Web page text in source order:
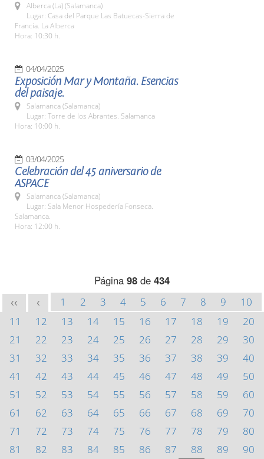
Alberca (La) (Salamanca)
Lugar: Casa del Parque Las Batuecas-Sierra de
Francia. La Alberca
Hora: 10:30 h.
04/04/2025
Exposición Mar y Montaña. Esencias
del paisaje.
Salamanca (Salamanca)
Lugar: Torre de los Abrantes. Salamanca
Hora: 10:00 h.
03/04/2025
Celebración del 45 aniversario de
ASPACE
Salamanca (Salamanca)
Lugar: Sala Menor Hospedería Fonseca.
Salamanca.
Hora: 12:00 h.
Página 98 de 434
<< < 1 2 3 4 5 6 7 8 9
10
11
12 13 14 15 16 17 18 19
20
21
22 23 24 25 26 27 28 29
30
31
32 33 34 35 36 37 38 39
40
41
42 43 44 45 46 47 48 49
50
51
52 53 54 55 56 57 58 59
60
61
62 63 64 65 66 67 68 69
70
71
72 73 74 75 76 77 78 79
80
81
82 83 84 85 86 87 88 89
90